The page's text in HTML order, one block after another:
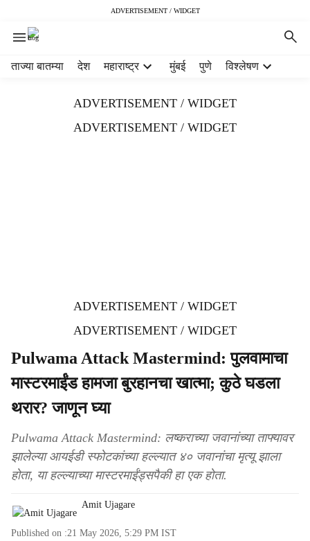
ADVERTISEMENT / WIDGET
ताज्या बातम्या देश महाराष्ट्र मुंबई पुणे विश्लेषण
ADVERTISEMENT / WIDGET
ADVERTISEMENT / WIDGET
ADVERTISEMENT / WIDGET
ADVERTISEMENT / WIDGET
Pulwama Attack Mastermind: पुलवामाचा
मास्टरमाईंड हामजा बुरहानचा खात्मा; कुठे घडला
थरार? जाणून घ्या
Pulwama Attack Mastermind: लष्कराच्या जवानांच्या ताफ्यावर
झालेल्या आयईडी स्फोटकांच्या हल्ल्यात ४० जवानांचा मृत्यू झाला
होता, या हल्ल्याच्या मास्टरमाईंड्सपैकी हा एक होता.
Amit Ujagare
Published on :21 May 2026, 5:29 PM IST